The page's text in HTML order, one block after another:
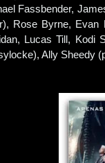
Fassbender,
Rose Byrne, Evan
Lucas Till, Kodi
Ally Sheedy